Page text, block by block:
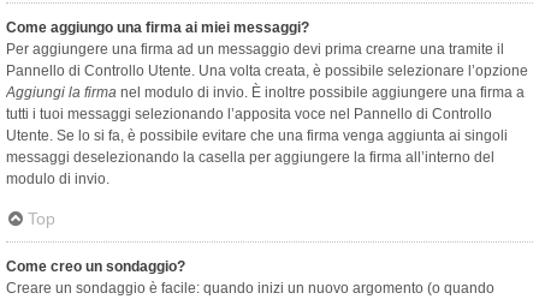
Come aggiungo una firma ai miei messaggi?
Per aggiungere una firma ad un messaggio devi prima crearne una tramite il
Pannello di Controllo Utente. Una volta creata, è possibile selezionare l’opzione
Aggiungi la firma nel modulo di invio. È inoltre possibile aggiungere una firma a
tutti i tuoi messaggi selezionando l’apposita voce nel Pannello di Controllo
Utente. Se lo si fa, è possibile evitare che una firma venga aggiunta ai singoli
messaggi deselezionando la casella per aggiungere la firma all’interno del
modulo di invio.
Top
Come creo un sondaggio?
Creare un sondaggio è facile: quando inizi un nuovo argomento (o quando